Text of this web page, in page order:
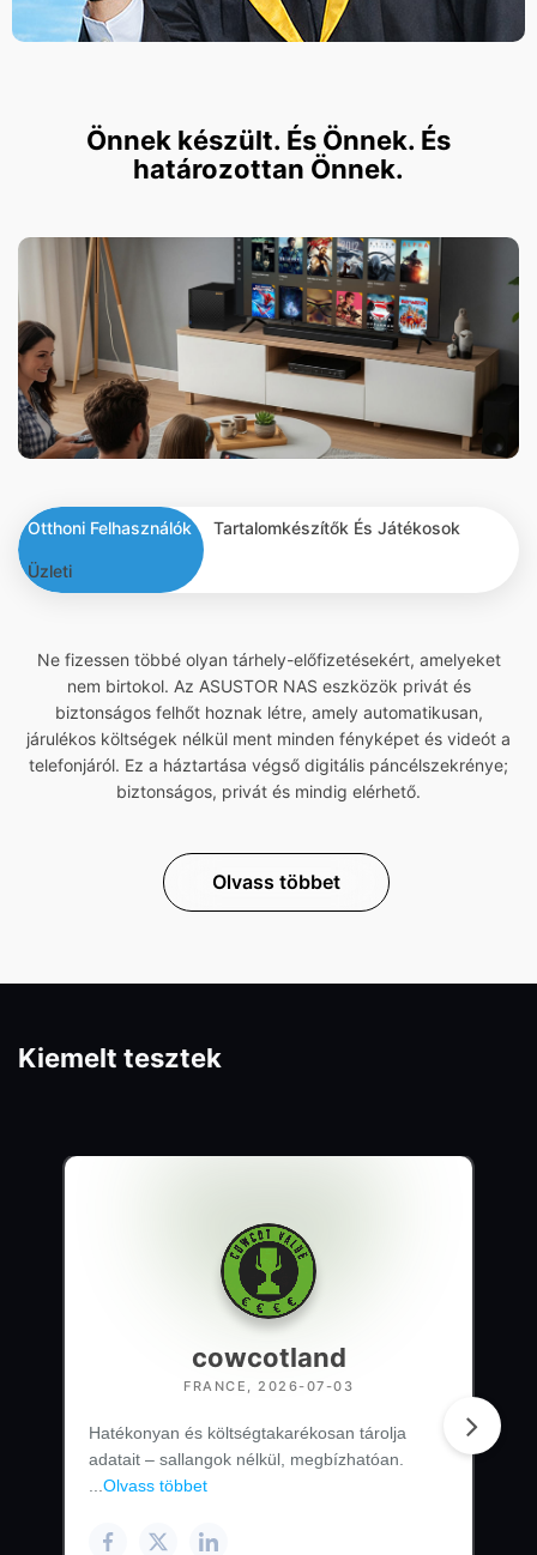
Önnek készült. És Önnek. És
határozottan Önnek.
Otthoni Felhasználók Tartalomkészítők És Játékosok
Üzleti
Ne fizessen többé olyan tárhely-előfizetésekért, amelyeket
nem birtokol. Az ASUSTOR NAS eszközök privát és
biztonságos felhőt hoznak létre, amely automatikusan,
járulékos költségek nélkül ment minden fényképet és videót a
telefonjáról. Ez a háztartása végső digitális páncélszekrénye;
biztonságos, privát és mindig elérhető.
Olvass többet
Kiemelt tesztek
cowcotland
FRANCE, 2026-07-03
Hatékonyan és költségtakarékosan tárolja
adatait – sallangok nélkül, megbízhatóan.
Olvass többet